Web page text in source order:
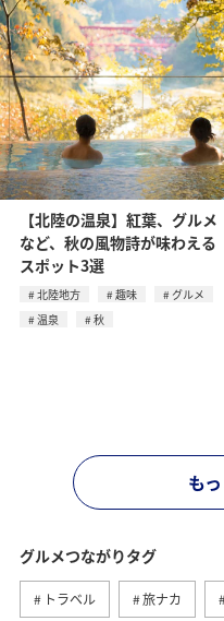
【北陸の温泉】紅葉、グルメ
など、秋の風物詩が味わえる
スポット3選
北陸地方 趣味
グルメ
温泉
秋
も
グルメつながりタグ
トラベル 旅ナカ